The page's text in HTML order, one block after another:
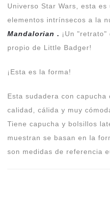
Universo Star Wars, esta
elementos intrínsecos a la
Mandalorian . ¡Un
propio de Little Badger!
¡Esta es la forma!
Esta sudadera con capucha
calidad, cálida y muy
Tiene capucha y bolsillos
muestran se basan en la
son medidas de referencia